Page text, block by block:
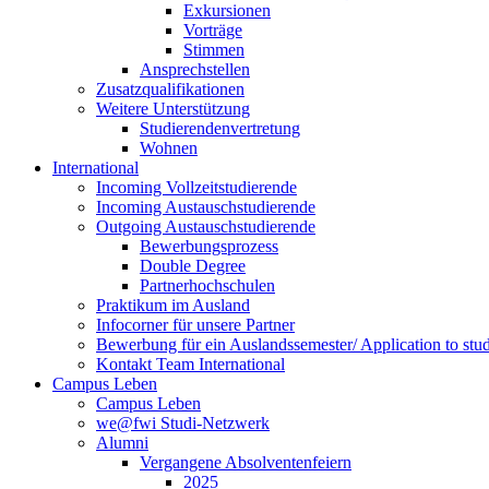
Exkursionen
Vorträge
Stimmen
Ansprechstellen
Zusatzqualifikationen
Weitere Unterstützung
Studierendenvertretung
Wohnen
International
Incoming Vollzeitstudierende
Incoming Austauschstudierende
Outgoing Austauschstudierende
Bewerbungsprozess
Double Degree
Partnerhochschulen
Praktikum im Ausland
Infocorner für unsere Partner
Bewerbung für ein Auslandssemester/ Application to
Kontakt Team International
Campus Leben
Campus Leben
we@fwi Studi-Netzwerk
Alumni
Vergangene Absolventenfeiern
2025